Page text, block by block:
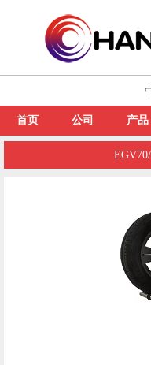
首页 公司 产品